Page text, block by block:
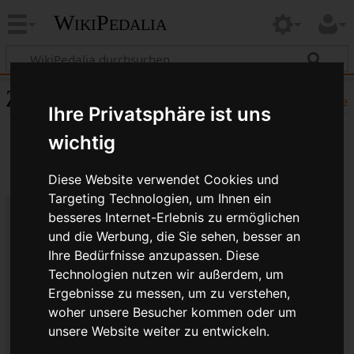
Ihre Privatsphäre ist uns
wichtig
Diese Website verwendet Cookies und
Targeting Technologien, um Ihnen ein
besseres Internet-Erlebnis zu ermöglichen
und die Werbung, die Sie sehen, besser an
Ihre Bedürfnisse anzupassen. Diese
Technologien nutzen wir außerdem, um
Ergebnisse zu messen, um zu verstehen,
woher unsere Besucher kommen oder um
unsere Website weiter zu entwickeln.
WikiPedalia
Hilfe
Zitierhilfe
Bibliografische Angaben für
Schmutzfänger
Seitentitel: Schmutzfänger
Autor(en): WikiPedalia-Bearbeiter
Herausgeber:WikiPedalia